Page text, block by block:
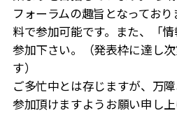
フォーラムの趣旨となってお
料で参加可能です。また、「
参加下さい。（発表枠に達し
す）
ご多忙中とは存じますが、万
参加頂けますようお願い申し上